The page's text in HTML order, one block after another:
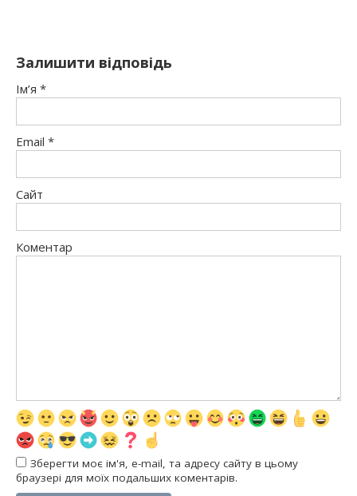
Залишити відповідь
Ім’я *
Email *
Сайт
Коментар
Зберегти моє ім'я, e-mail, та адресу сайту в цьому
браузері для моїх подальших коментарів.